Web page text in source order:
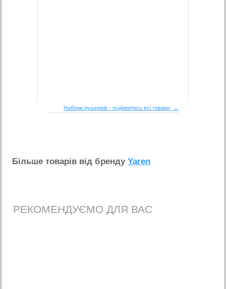
Набори рушників - подивитись всі товари →
Бiльше товарiв вiд брендуYaren
РЕКОМЕНДУЄМО ДЛЯ ВАС